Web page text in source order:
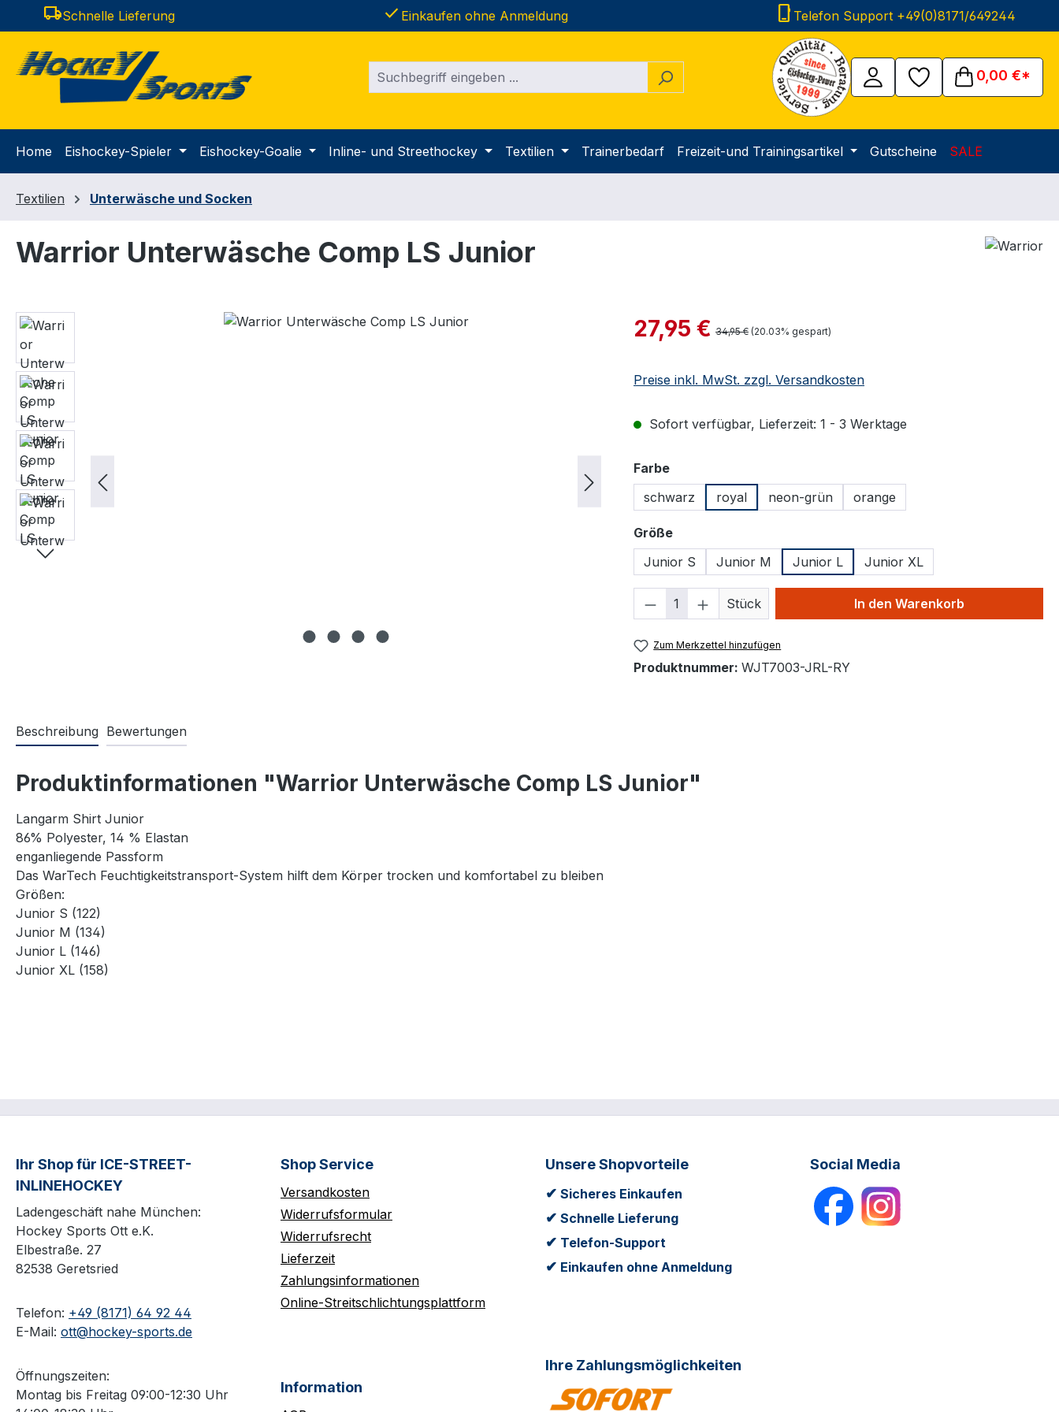
Hauptinhalt springen
Zur Suche springen
Zur Hauptnavigation springen
local_shippingSchnelle Lieferung done Einkaufen ohne Anmeldung phone_iphone Telefon Support +49(0)8171/649244
0,00 €*
Home Eishockey-Spieler Eishockey-Goalie Inline- und Streethockey Textilien Trainerbedarf Freizeit-und Trainingsartikel Gutscheine SALE
Textilien Unterwäsche und Socken
Warrior Unterwäsche Comp LS Junior
Bildergalerie überspringen Verkaufspreis:
27,95 € Regulärer Preis:
34,95 € (20.03% gespart)
Preise inkl. MwSt. zzgl. Versandkosten
Sofort verfügbar, Lieferzeit: 1 - 3 Werktage
Farbeauswählen
schwarz
royal neon-grün orange
Größeauswählen
Junior S
Junior M Junior L Junior XL
Produkt Anzahl: Gib den gewünschten Wert
Stück In den Warenkorb
Zum Merkzettel hinzufügen
Produktnummer: WJT7003-JRL-RY
Beschreibung Bewertungen
Produktinformationen "Warrior Unterwäsche Comp LS Junior"
Langarm Shirt Junior
86% Polyester, 14 % Elastan
enganliegende Passform
Das WarTech Feuchtigkeitstransport-System hilft dem Körper trocken und komfortabel zu bleiben
Größen:
Junior S (122)
Junior M (134)
Junior L (146)
Junior XL (158)
Ihr Shop für ICE-STREET-
INLINEHOCKEY
Ladengeschäft nahe München:
Hockey Sports Ott e.K.
Elbestraße. 27
82538 Geretsried
Telefon: +49 (8171) 64 92 44
E-Mail: ott@hockey-sports.de
Öffnungszeiten:
Montag bis Freitag 09:00-12:30 Uhr
Shop Service
Versandkosten
Widerrufsformular
Widerrufsrecht
Lieferzeit
Zahlungsinformationen
Online-Streitschlichtungsplattform
Information
Unsere Shopvorteile
✔ Sicheres Einkaufen
✔ Schnelle Lieferung
✔ Telefon-Support
✔ Einkaufen ohne Anmeldung
Ihre Zahlungsmöglichkeiten
Social Media